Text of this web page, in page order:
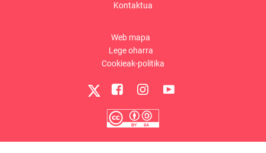
Kontaktua
Web mapa
Lege oharra
Cookieak-politika